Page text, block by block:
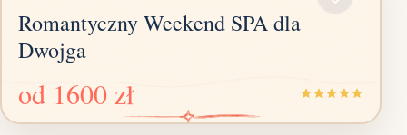
Romantyczny Weekend SPA dla
Dwojga
od 1600 zł